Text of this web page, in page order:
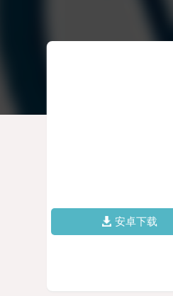
安卓下载